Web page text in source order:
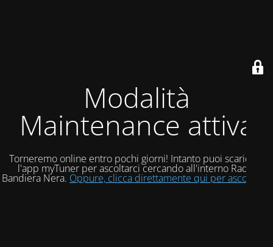
Modalità
Maintenance attiva
Torneremo online entro pochi giorni! Intanto puoi scaricare
l'app myTuner per ascoltarci cercando all'interno Radio
Bandiera Nera. Oppure, clicca direttamente qui per ascoltarci!